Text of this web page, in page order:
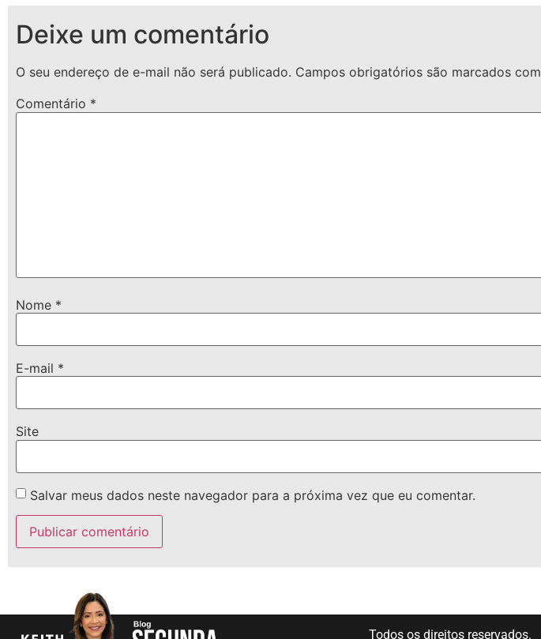
Deixe um comentário
O seu endereço de e-mail não será publicado. Campos obrigatórios são marcados com
Comentário *
Nome *
E-mail *
Site
Salvar meus dados neste navegador para a próxima vez que eu comentar.
Todos os direitos reservados.